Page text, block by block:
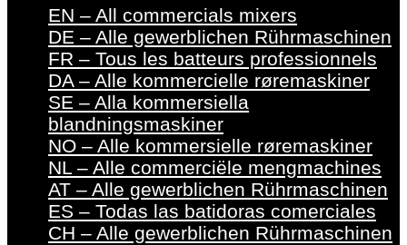
EN – All commercials mixers
DE – Alle gewerblichen Rührmaschinen
FR – Tous les batteurs professionnels
DA – Alle kommercielle røremaskiner
SE – Alla kommersiella
blandningsmaskiner
NO – Alle kommersielle røremaskiner
NL – Alle commerciële mengmachines
AT – Alle gewerblichen Rührmaschinen
ES – Todas las batidoras comerciales
CH – Alle gewerblichen Rührmaschinen